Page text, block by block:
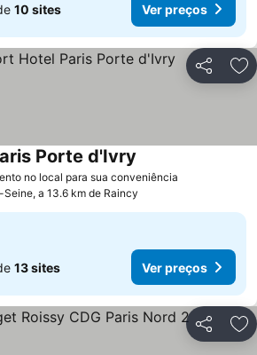
10 sites Ver preços
Partilhar
no local para sua conveniência
Porte d'Ivry
a 13.6 km de Raincy
13 sites Ver preços
Partilhar